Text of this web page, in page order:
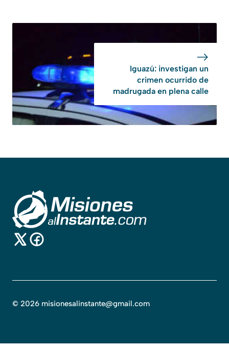
Iguazú: investigan un
crimen ocurrido de
madrugada en plena calle
© 2026 misionesalinstante@gmail.com